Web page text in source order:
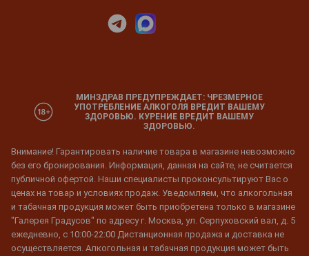
МИНЗДРАВ ПРЕДУПРЕЖДАЕТ: ЧРЕЗМЕРНОЕ
УПОТРЕБЛЕНИЕ АЛКОГОЛЯ ВРЕДИТ ВАШЕМУ
ЗДОРОВЬЮ. КУРЕНИЕ ВРЕДИТ ВАШЕМУ
ЗДОРОВЬЮ.
Внимание! Гарантировать наличие товара в магазине невозможно
без его бронирования. Информация, данная на сайте, не считается
публичной офертой. Наши специалисты проконсультируют Вас о
ценах на товар и условиях продаж. Уведомляем, что алкогольная
и табачная продукция может быть приобретена только в магазине
"Галерея Градусов" по адресу г. Москва, ул. Серпуховский вал, д. 5
ежедневно, с 10:00-22:00 Дистанционная продажа и доставка не
осуществляется. Алкогольная и табачная продукция может быть